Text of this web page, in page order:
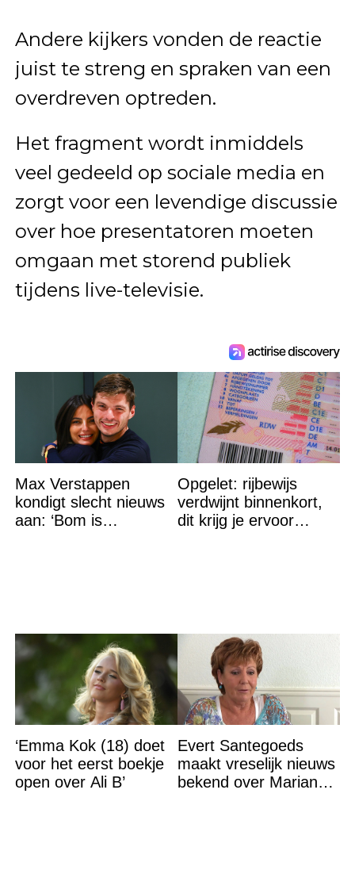
Andere kijkers vonden de reactie
juist te streng en spraken van een
overdreven optreden.
Het fragment wordt inmiddels
veel gedeeld op sociale media en
zorgt voor een levendige discussie
over hoe presentatoren moeten
omgaan met storend publiek
tijdens live-televisie.
Max Verstappen
kondigt slecht nieuws
aan: ‘Bom is
Opgelet: rijbewijs
verdwijnt binnenkort,
dit krijg je ervoor
‘Emma Kok (18) doet
voor het eerst boekje
open over Ali B’
Evert Santegoeds
maakt vreselijk nieuws
bekend over Marianne